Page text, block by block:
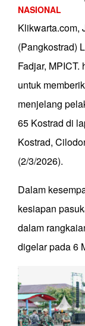
NASIONAL
Klikwarta.com,
(Pangkostrad)
Fadjar,
untuk
menjelang
65 Kostrad di
Kostrad,
(2/3/2026).
Dalam
kesiapan
dalam
digelar pada 6